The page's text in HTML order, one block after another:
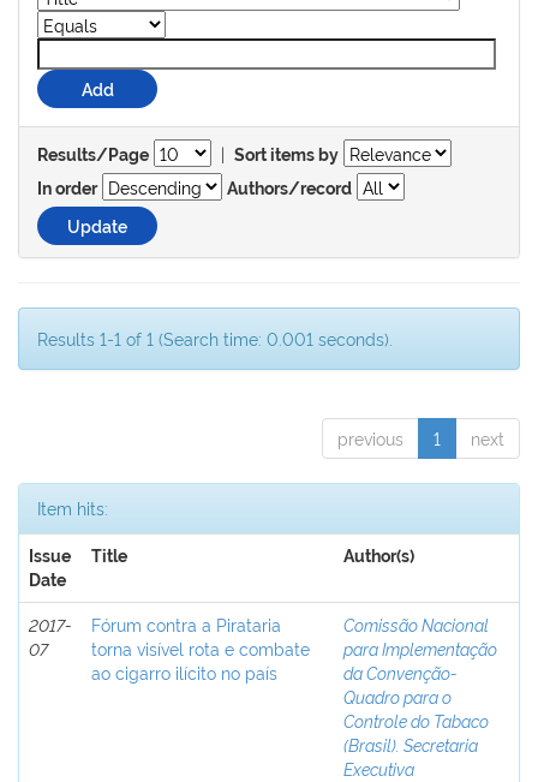
Results/Page | Sort items by
In order
Authors/record
Results 1-1 of 1 (Search time: 0.001 seconds).
previous 1 next
Item hits:
Issue
Date
Title Author(s)
2017-
07
Fórum contra a Pirataria
torna visível rota e combate
ao cigarro ilícito no país
Comissão Nacional
para Implementação
da Convenção-
Quadro para o
Controle do Tabaco
(Brasil). Secretaria
Executiva